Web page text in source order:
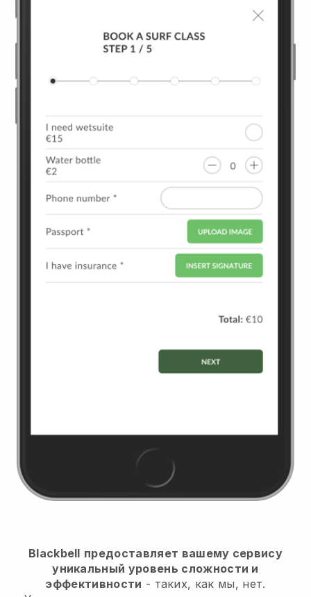
Blackbell предоставляет вашему сервису
уникальный уровень сложности и
эффективности - таких, как мы, нет.